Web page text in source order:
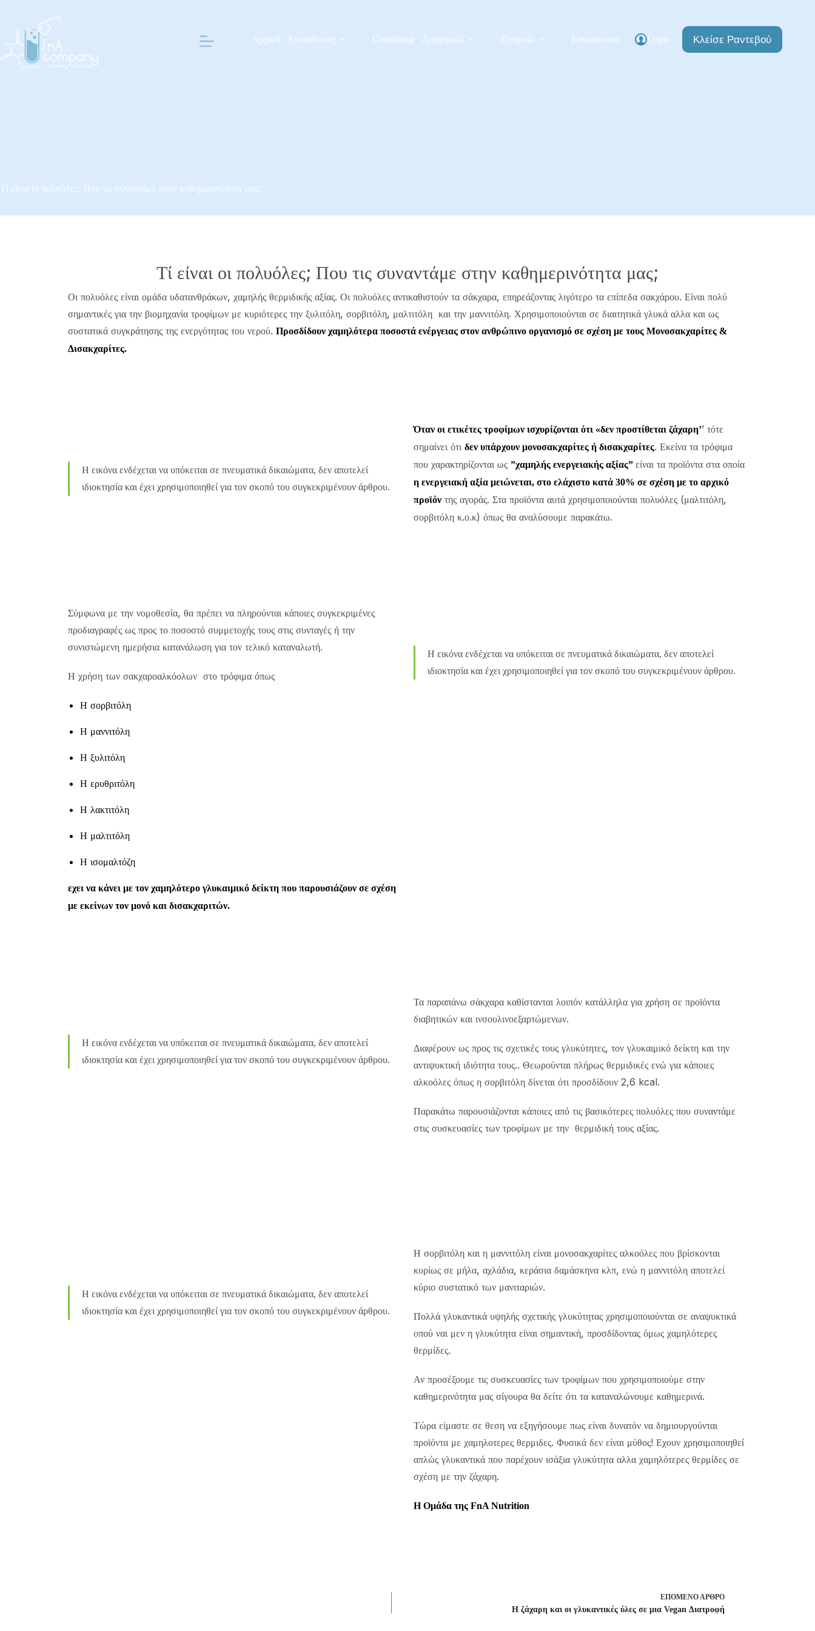
περιεχόμενο
Αρχική
Εκπαίδευση Consulting Λογισμικό Εταιρεία Επικοινωνία Login Κλείσε Ραντεβού
Τί είναι οι πολυόλες; Που τις συναντάμε στην καθημερινότητα μας;
Τί είναι οι πολυόλες; Που τις συναντάμε στην καθημερινότητα μας;
Οι πολυόλες είναι ομάδα υδατανθράκων, χαμηλής θερμιδικής αξίας. Οι πολυόλες αντικαθιστούν τα σάκχαρα, επηρεάζοντας λιγότερο τα επίπεδα σακχάρου. Είναι πολύ
σημαντικές για την βιομηχανία τροφίμων με κυριότερες την ξυλιτόλη, σορβιτόλη, μαλτιτόλη και την μαννιτόλη. Χρησιμοποιούνται σε διαιτητικά γλυκά αλλα και ως
συστατικά συγκράτησης της ενεργότητας του νερού. Προσδίδουν χαμηλότερα ποσοστά ενέργειας στον ανθρώπινο οργανισμό σε σχέση με τους Μονοσακχαρίτες &
Δισακχαρίτες.
Η εικόνα ενδέχεται να υπόκειται σε πνευματικά δικαιώματα, δεν αποτελεί
ιδιοκτησία και έχει χρησιμοποιηθεί για τον σκοπό του συγκεκριμένουν άρθρου.
Όταν οι ετικέτες τροφίμων ισχυρίζονται ότι «δεν προστίθεται ζάχαρη’’ τότε
σημαίνει ότι δεν υπάρχουν μονοσακχαρίτες ή δισακχαρίτες. Εκείνα τα τρόφιμα
που χαρακτηρίζονται ως ”χαμηλής ενεργειακής αξίας” είναι τα προϊόντα στα οποία
η ενεργειακή αξία μειώνεται, στο ελάχιστο κατά 30% σε σχέση με το αρχικό
προϊόν της αγοράς. Στα προϊόντα αυτά χρησιμοποιούνται πολυόλες (μαλτιτόλη,
σορβιτόλη κ.ο.κ) όπως θα αναλύσουμε παρακάτω.
Σύμφωνα με την νομοθεσία, θα πρέπει να πληρούνται κάποιες συγκεκριμένες
προδιαγραφές ως προς το ποσοστό συμμετοχής τους στις συνταγές ή την
συνιστώμενη ημερήσια κατανάλωση για τον τελικό καταναλωτή.
Η χρήση των σακχαροαλκόολων στο τρόφιμα όπως
Η σορβιτόλη
Η μαννιτόλη
Η ξυλιτόλη
Η ερυθριτόλη
Η λακτιτόλη
Η μαλτιτόλη
Η ισομαλτόζη
εχει να κάνει με τον χαμηλότερο γλυκαιμικό δείκτη που παρουσιάζουν σε σχέση
με εκείνων τον μονό και δισακχαριτών.
Η εικόνα ενδέχεται να υπόκειται σε πνευματικά δικαιώματα, δεν αποτελεί
ιδιοκτησία και έχει χρησιμοποιηθεί για τον σκοπό του συγκεκριμένουν άρθρου.
Η εικόνα ενδέχεται να υπόκειται σε πνευματικά δικαιώματα, δεν αποτελεί
ιδιοκτησία και έχει χρησιμοποιηθεί για τον σκοπό του συγκεκριμένουν άρθρου.
Τα παραπάνω σάκχαρα καθίστανται λοιπόν κατάλληλα για χρήση σε προϊόντα
διαβητικών και ινσουλινοεξαρτώμενων.
Διαφέρουν ως προς τις σχετικές τους γλυκύτητες, τον γλυκαιμικό δείκτη και την
αντιψυκτική ιδιότητα τους.. Θεωρούνται πλήρως θερμιδικές ενώ για κάποιες
αλκοόλες όπως η σορβιτόλη δίνεται ότι προσδίδουν 2,6 kcal.
Παρακάτω παρουσιάζονται κάποιες από τις βασικότερες πολυόλες που συναντάμε
στις συσκευασίες των τροφίμων με την θερμιδική τους αξίας.
Η εικόνα ενδέχεται να υπόκειται σε πνευματικά δικαιώματα, δεν αποτελεί
ιδιοκτησία και έχει χρησιμοποιηθεί για τον σκοπό του συγκεκριμένουν άρθρου.
Η σορβιτόλη και η μαννιτόλη είναι μονοσακχαρίτες αλκοόλες που βρίσκονται
κυρίως σε μήλα, αχλάδια, κεράσια δαμάσκηνα κλπ, ενώ η μαννιτόλη αποτελεί
κύριο συστατικό των μανιταριών.
Πολλά γλυκαντικά υψηλής σχετικής γλυκύτητας χρησιμοποιούνται σε αναψυκτικά
οπού ναι μεν η γλυκύτητα είναι σημαντική, προσδίδοντας όμως χαμηλότερες
θερμίδες.
Αν προσέξουμε τις συσκευασίες των τροφίμων που χρησιμοποιούμε στην
καθημερινότητα μας σίγουρα θα δείτε ότι τα καταναλώνουμε καθημερινά.
Τώρα είμαστε σε θεση να εξηγήσουμε πως είναι δυνατόν να δημιουργούνται
προϊόντα με χαμηλοτερες θερμιδες. Φυσικά δεν είναι μύθος! Εχουν χρησιμοποιηθεί
απλώς γλυκαντικά που παρέχουν ισάξια γλυκύτητα αλλα χαμηλότερες θερμίδες σε
σχέση με την ζάχαρη.
Η Ομάδα της FnA Nutrition
ΕΠΌΜΕΝΟ ΆΡΘΡΟ
H ζάχαρη και οι γλυκαντικές ύλες σε μια Vegan Διατροφή